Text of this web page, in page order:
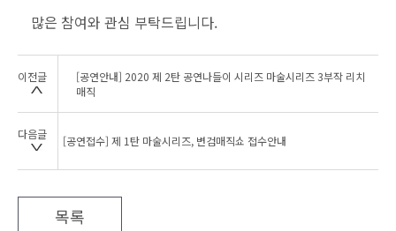
많은 참여와 관심 부탁드립니다.
이전글
[공연안내] 2020 제 2탄 공연나들이 시리즈 마술시리즈 3부작 리치
매직
다음글 [공연접수] 제 1탄 마술시리즈, 변검매직쇼 접수안내
목록